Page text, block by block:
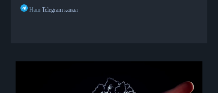
НашTelegram канал